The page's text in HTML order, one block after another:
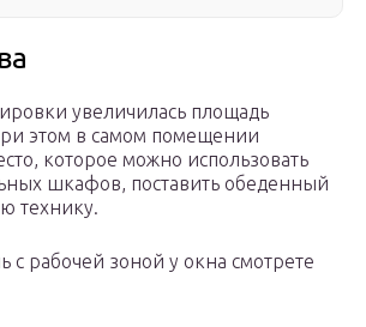
увеличилась площадь
этом в самом помещении
которое можно использовать
шкафов, поставить обеденный
технику.
с рабочей зоной у окна смотрете